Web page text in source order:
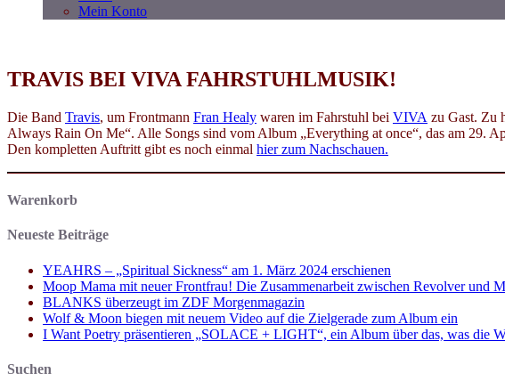
Mein Konto
TRAVIS BEI VIVA FAHRSTUHLMUSIK!
Die Band Travis, um Frontmann Fran Healy waren im Fahrstuhl bei VIVA zu Gast. Zu
Always Rain On Me“. Alle Songs sind vom Album „Everything at once“, das am 29.
Den kompletten Auftritt gibt es noch einmal hier zum Nachschauen.
Warenkorb
Neueste Beiträge
YEAHRS – „Spiritual Sickness“ am 1. März 2024 erschienen
Moop Mama mit neuer Frontfrau! Die Zusammenarbeit zwischen Revolver und
BLANKS überzeugt im ZDF Morgenmagazin
Wolf & Moon biegen mit neuem Video auf die Zielgerade zum Album ein
I Want Poetry präsentieren „SOLACE + LIGHT“, ein Album über das, was die
Suchen